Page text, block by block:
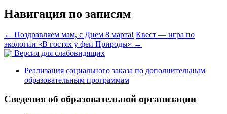
Навигация по записям
← Поздравляем мам, с Днем 8 марта! Квест — игра по
экологии «В гостях у феи Природы» →
Версия для слабовидящих
Реализация социального заказа по дополнительным
образовательным программам
Сведения об образовательной организации